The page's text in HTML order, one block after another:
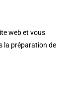
web et vous
la préparation de